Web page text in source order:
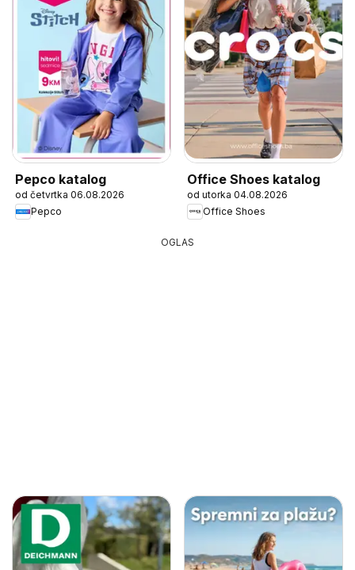
Pepco katalog
od četvrtka 06.08.2026
Pepco
Office Shoes katalog
od utorka 04.08.2026
Office Shoes
OGLAS